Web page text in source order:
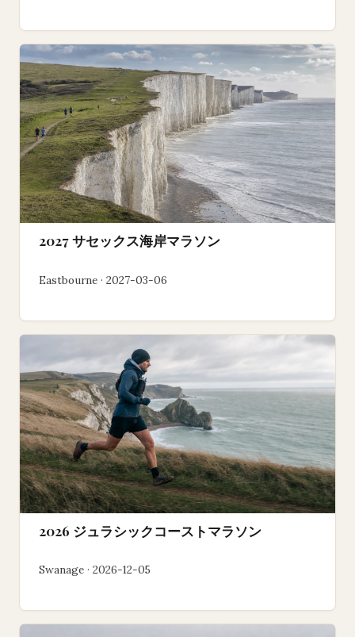
2027 サセックス海岸マラソン
Eastbourne · 2027-03-06
2026 ジュラシックコーストマラソン
Swanage · 2026-12-05